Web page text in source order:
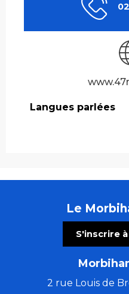
Langues parlées
Langues parlées
Le
S'inscrire
2 rue Louis de